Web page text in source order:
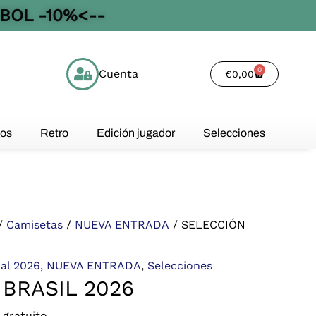
-10%<--
Cuenta €0,00 0
Cart
Retro Edición jugador Selecciones
Camisetas / NUEVA ENTRADA / SELECCIÓN
2026, NUEVA ENTRADA, Selecciones
2026